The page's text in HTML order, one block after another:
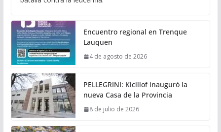
Encuentro regional en Trenque
Lauquen
4 de agosto de 2026
PELLEGRINI: Kicillof inauguró la
nueva Casa de la Provincia
8 de julio de 2026